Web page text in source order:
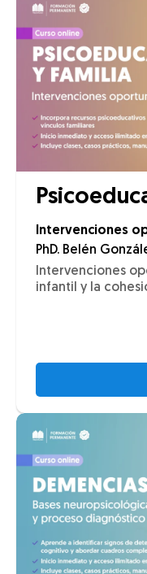
Intervenciones
PhD. Belén
Intervenciones
infantil y la